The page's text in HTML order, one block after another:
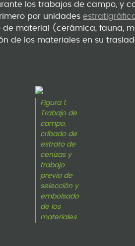
los trabajos de campo, y
por unidades
de material (cerámica, fauna,
de los materiales en su
Figura 1.
Trabajo de
campo,
cribado de
estrato de
cenizas y
trabajo
previo de
selección y
embolsado
de los
materiales